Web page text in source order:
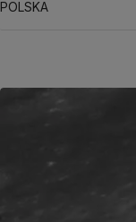
POLSKA